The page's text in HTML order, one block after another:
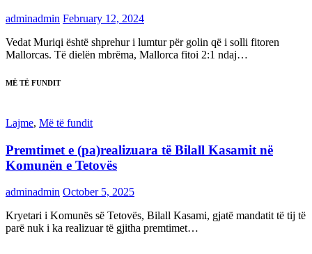
adminadmin February 12, 2024
Vedat Muriqi është shprehur i lumtur për golin që i solli fitoren
Mallorcas. Të dielën mbrëma, Mallorca fitoi 2:1 ndaj…
MË TË FUNDIT
Lajme, Më të fundit
Premtimet e (pa)realizuara të Bilall Kasamit në
Komunën e Tetovës
adminadmin October 5, 2025
Kryetari i Komunës së Tetovës, Bilall Kasami, gjatë mandatit të tij të
parë nuk i ka realizuar të gjitha premtimet…